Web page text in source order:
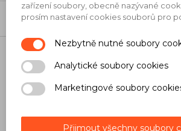
Úvod / Obkladači / Vrtání dlažby / Korunky /
Montolit FTJ10 Killer Gres JUNIOR pro vrtání za
zařízení soubory, obecně nazývané
prosím nastavení cookies souborů pro
Nezbytně nutné soubory
Analytické soubory cookies
Marketingové soubory
Přijmout všechny soubory